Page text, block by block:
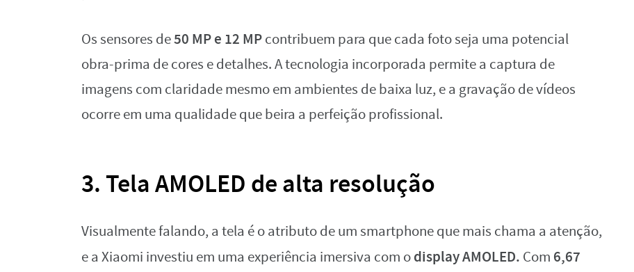
Os sensores de50 MP e 12 MPcontribuem para que cada foto seja uma potencial
obra-prima de cores e detalhes. A tecnologia incorporada permite a captura de
imagens com claridade mesmo em ambientes de baixa luz, e a gravação de vídeos
ocorre em uma qualidade que beira a perfeição profissional.
3. Tela AMOLED de alta resolução
Visualmente falando, a tela é o atributo de um smartphone que mais chama a atenção,
e a Xiaomi investiu em uma experiência imersiva com odisplay AMOLED. Com 6,67